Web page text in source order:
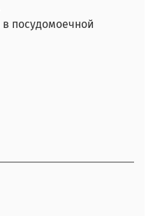
посудомоечной